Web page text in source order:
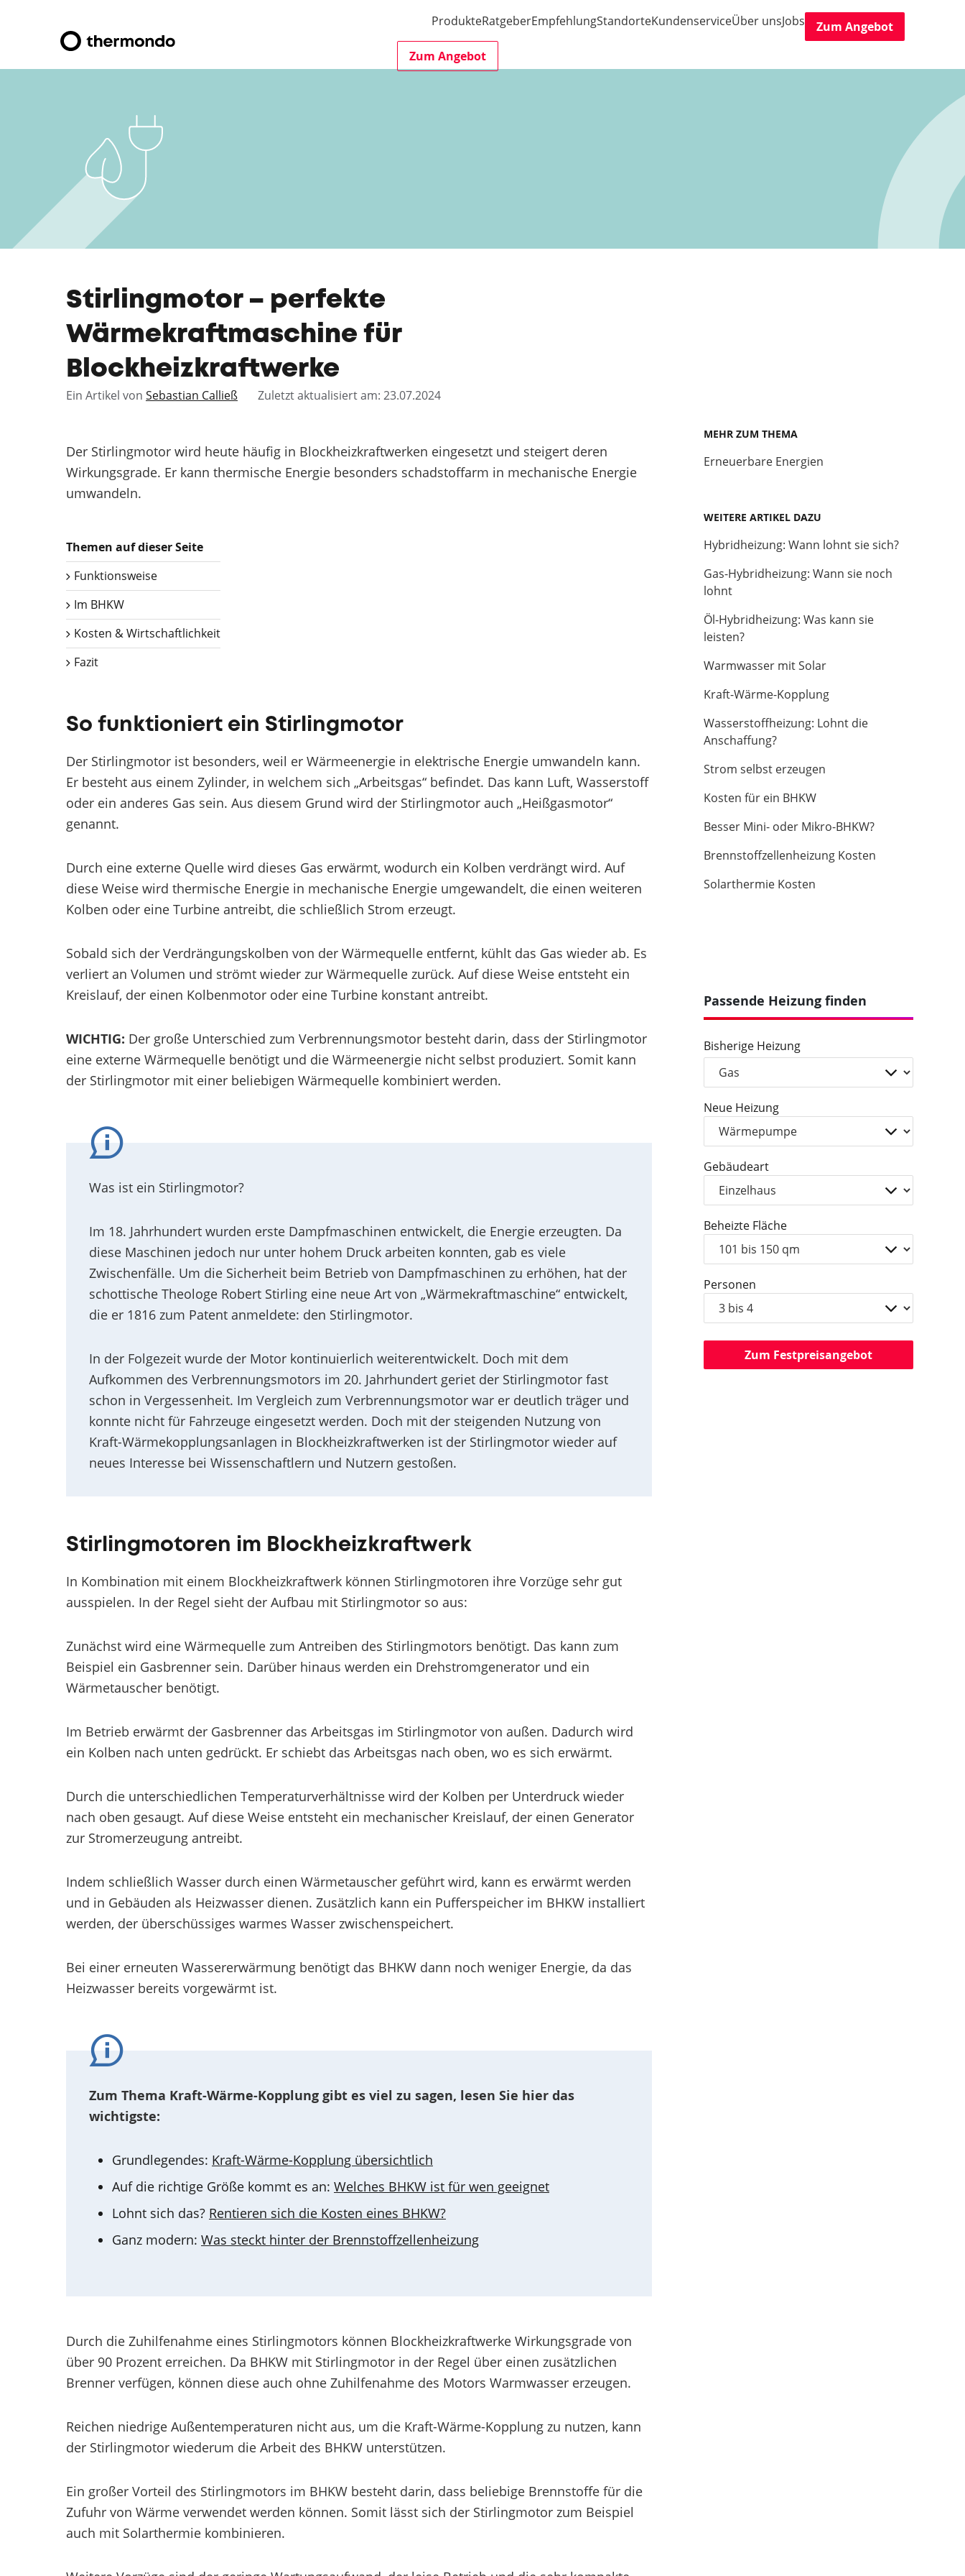
ProdukteRatgeberEmpfehlungStandorteKundenserviceÜber unsJobs
Zum Angebot
Zum Angebot
Stirlingmotor – perfekte
Wärmekraftmaschine für
Blockheizkraftwerke
Ein Artikel von Sebastian Calließ Zuletzt aktualisiert am: 23.07.2024
Der Stirlingmotor wird heute häufig in Blockheizkraftwerken eingesetzt und steigert deren
Wirkungsgrade. Er kann thermische Energie besonders schadstoffarm in mechanische Energie
umwandeln.
Themen auf dieser Seite
Funktionsweise
Im BHKW
Kosten & Wirtschaftlichkeit
Fazit
So funktioniert ein Stirlingmotor
Der Stirlingmotor ist besonders, weil er Wärmeenergie in elektrische Energie umwandeln kann.
Er besteht aus einem Zylinder, in welchem sich „Arbeitsgas“ befindet. Das kann Luft, Wasserstoff
oder ein anderes Gas sein. Aus diesem Grund wird der Stirlingmotor auch „Heißgasmotor“
genannt.
Durch eine externe Quelle wird dieses Gas erwärmt, wodurch ein Kolben verdrängt wird. Auf
diese Weise wird thermische Energie in mechanische Energie umgewandelt, die einen weiteren
Kolben oder eine Turbine antreibt, die schließlich Strom erzeugt.
Sobald sich der Verdrängungskolben von der Wärmequelle entfernt, kühlt das Gas wieder ab. Es
verliert an Volumen und strömt wieder zur Wärmequelle zurück. Auf diese Weise entsteht ein
Kreislauf, der einen Kolbenmotor oder eine Turbine konstant antreibt.
WICHTIG: Der große Unterschied zum Verbrennungsmotor besteht darin, dass der Stirlingmotor
eine externe Wärmequelle benötigt und die Wärmeenergie nicht selbst produziert. Somit kann
der Stirlingmotor mit einer beliebigen Wärmequelle kombiniert werden.
Was ist ein Stirlingmotor?
Im 18. Jahrhundert wurden erste Dampfmaschinen entwickelt, die Energie erzeugten. Da
diese Maschinen jedoch nur unter hohem Druck arbeiten konnten, gab es viele
Zwischenfälle. Um die Sicherheit beim Betrieb von Dampfmaschinen zu erhöhen, hat der
schottische Theologe Robert Stirling eine neue Art von „Wärmekraftmaschine“ entwickelt,
die er 1816 zum Patent anmeldete: den Stirlingmotor.
In der Folgezeit wurde der Motor kontinuierlich weiterentwickelt. Doch mit dem
Aufkommen des Verbrennungsmotors im 20. Jahrhundert geriet der Stirlingmotor fast
schon in Vergessenheit. Im Vergleich zum Verbrennungsmotor war er deutlich träger und
konnte nicht für Fahrzeuge eingesetzt werden. Doch mit der steigenden Nutzung von
Kraft-Wärmekopplungsanlagen in Blockheizkraftwerken ist der Stirlingmotor wieder auf
neues Interesse bei Wissenschaftlern und Nutzern gestoßen.
Stirlingmotoren im Blockheizkraftwerk
In Kombination mit einem Blockheizkraftwerk können Stirlingmotoren ihre Vorzüge sehr gut
ausspielen. In der Regel sieht der Aufbau mit Stirlingmotor so aus:
Zunächst wird eine Wärmequelle zum Antreiben des Stirlingmotors benötigt. Das kann zum
Beispiel ein Gasbrenner sein. Darüber hinaus werden ein Drehstromgenerator und ein
Wärmetauscher benötigt.
Im Betrieb erwärmt der Gasbrenner das Arbeitsgas im Stirlingmotor von außen. Dadurch wird
ein Kolben nach unten gedrückt. Er schiebt das Arbeitsgas nach oben, wo es sich erwärmt.
Durch die unterschiedlichen Temperaturverhältnisse wird der Kolben per Unterdruck wieder
nach oben gesaugt. Auf diese Weise entsteht ein mechanischer Kreislauf, der einen Generator
zur Stromerzeugung antreibt.
Indem schließlich Wasser durch einen Wärmetauscher geführt wird, kann es erwärmt werden
und in Gebäuden als Heizwasser dienen. Zusätzlich kann ein Pufferspeicher im BHKW installiert
werden, der überschüssiges warmes Wasser zwischenspeichert.
Bei einer erneuten Wassererwärmung benötigt das BHKW dann noch weniger Energie, da das
Heizwasser bereits vorgewärmt ist.
Zum Thema Kraft-Wärme-Kopplung gibt es viel zu sagen, lesen Sie hier das
wichtigste:
Grundlegendes: Kraft-Wärme-Kopplung übersichtlich
Auf die richtige Größe kommt es an: Welches BHKW ist für wen geeignet
Lohnt sich das? Rentieren sich die Kosten eines BHKW?
Ganz modern: Was steckt hinter der Brennstoffzellenheizung
Durch die Zuhilfenahme eines Stirlingmotors können Blockheizkraftwerke Wirkungsgrade von
über 90 Prozent erreichen. Da BHKW mit Stirlingmotor in der Regel über einen zusätzlichen
Brenner verfügen, können diese auch ohne Zuhilfenahme des Motors Warmwasser erzeugen.
Reichen niedrige Außentemperaturen nicht aus, um die Kraft-Wärme-Kopplung zu nutzen, kann
der Stirlingmotor wiederum die Arbeit des BHKW unterstützen.
Ein großer Vorteil des Stirlingmotors im BHKW besteht darin, dass beliebige Brennstoffe für die
Zufuhr von Wärme verwendet werden können. Somit lässt sich der Stirlingmotor zum Beispiel
auch mit Solarthermie kombinieren.
MEHR ZUM THEMA
Erneuerbare Energien
WEITERE ARTIKEL DAZU
Hybridheizung: Wann lohnt sie sich?
Gas-Hybridheizung: Wann sie noch
lohnt
Öl-Hybridheizung: Was kann sie
leisten?
Warmwasser mit Solar
Kraft-Wärme-Kopplung
Wasserstoffheizung: Lohnt die
Anschaffung?
Strom selbst erzeugen
Kosten für ein BHKW
Besser Mini- oder Mikro-BHKW?
Brennstoffzellenheizung Kosten
Solarthermie Kosten
Passende Heizung finden
Bisherige Heizung
Neue Heizung
Gebäudeart
Beheizte Fläche
Personen
Zum Festpreisangebot